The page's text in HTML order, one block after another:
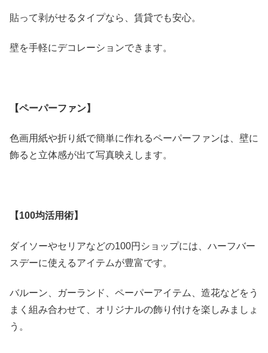
貼って剥がせるタイプなら、賃貸でも安心。
壁を手軽にデコレーションできます。
【ペーパーファン】
色画用紙や折り紙で簡単に作れるペーパーファンは、壁に
飾ると立体感が出て写真映えします。
【100均活用術】
ダイソーやセリアなどの100円ショップには、ハーフバー
スデーに使えるアイテムが豊富です。
バルーン、ガーランド、ペーパーアイテム、造花などをう
まく組み合わせて、オリジナルの飾り付けを楽しみましょ
う。